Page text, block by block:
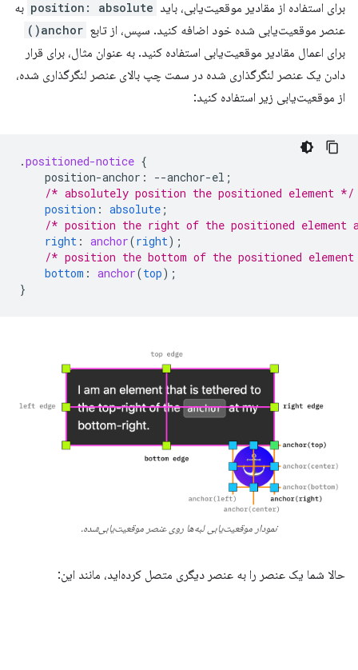
برای استفاده از مقادیر موقعیت‌یابی، باید position: absolute به
عنصر موقعیت‌یابی شده خود اضافه کنید. سپس، از تابع anchor()
برای اعمال مقادیر موقعیت‌یابی استفاده کنید. به عنوان مثال، برای قرار
دادن یک عنصر لنگرگذاری شده در سمت چپ بالای عنصر لنگرگذاری شده،
از موقعیت‌یابی زیر استفاده کنید:
.positioned-notice {
position-anchor : --anchor-el ;
/* absolutely position the positioned element */
position : absolute ;
/* position the right of the positioned element
right : anchor(right);
/* position the bottom of the positioned
bottom : anchor(top);
}
نمودار موقعیت‌یابی لبه‌ها روی عنصر موقعیت‌یابی‌شده.
حالا شما یک عنصر را به عنصر دیگری متصل کرده‌اید، مانند این: